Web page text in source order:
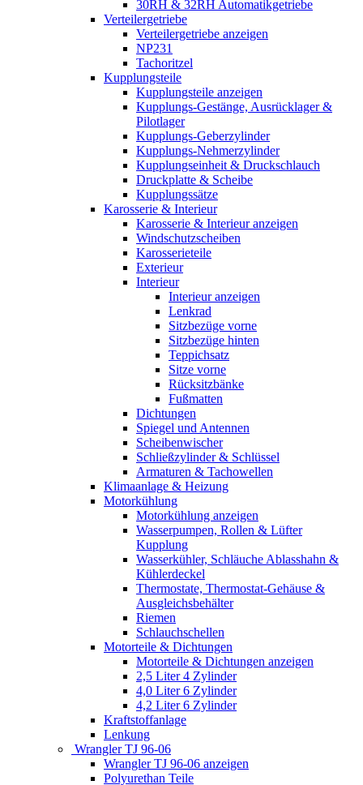
30RH & 32RH Automatikgetriebe
Verteilergetriebe
Verteilergetriebe anzeigen
NP231
Tachoritzel
Kupplungsteile
Kupplungsteile anzeigen
Kupplungs-Gestänge, Ausrücklager &
Pilotlager
Kupplungs-Geberzylinder
Kupplungs-Nehmerzylinder
Kupplungseinheit & Druckschlauch
Druckplatte & Scheibe
Kupplungssätze
Karosserie & Interieur
Karosserie & Interieur anzeigen
Windschutzscheiben
Karosserieteile
Exterieur
Interieur
Interieur anzeigen
Lenkrad
Sitzbezüge vorne
Sitzbezüge hinten
Teppichsatz
Sitze vorne
Rücksitzbänke
Fußmatten
Dichtungen
Spiegel und Antennen
Scheibenwischer
Schließzylinder & Schlüssel
Armaturen & Tachowellen
Klimaanlage & Heizung
Motorkühlung
Motorkühlung anzeigen
Wasserpumpen, Rollen & Lüfter
Kupplung
Wasserkühler, Schläuche Ablasshahn &
Kühlerdeckel
Thermostate, Thermostat-Gehäuse &
Ausgleichsbehälter
Riemen
Schlauchschellen
Motorteile & Dichtungen
Motorteile & Dichtungen anzeigen
2,5 Liter 4 Zylinder
4,0 Liter 6 Zylinder
4,2 Liter 6 Zylinder
Kraftstoffanlage
Lenkung
Wrangler TJ 96-06
Wrangler TJ 96-06 anzeigen
Polyurethan Teile